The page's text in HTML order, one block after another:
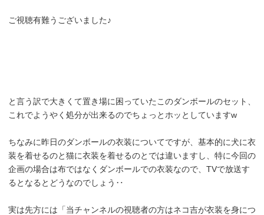
ご視聴有難うございました♪
と言う訳で大きくて置き場に困っていたこのダンボールのセット、
これでようやく処分が出来るのでちょっとホッとしていますw
ちなみに昨日のダンボールの衣装についてですが、基本的に犬に衣
装を着せるのと猫に衣装を着せるのとでは違いますし、特に今回の
企画の場合は布ではなくダンボールでの衣装なので、TVで放送す
るとなるとどうなのでしょう‥
実は先方には「当チャンネルの視聴者の方はネコ吉が衣装を身につ